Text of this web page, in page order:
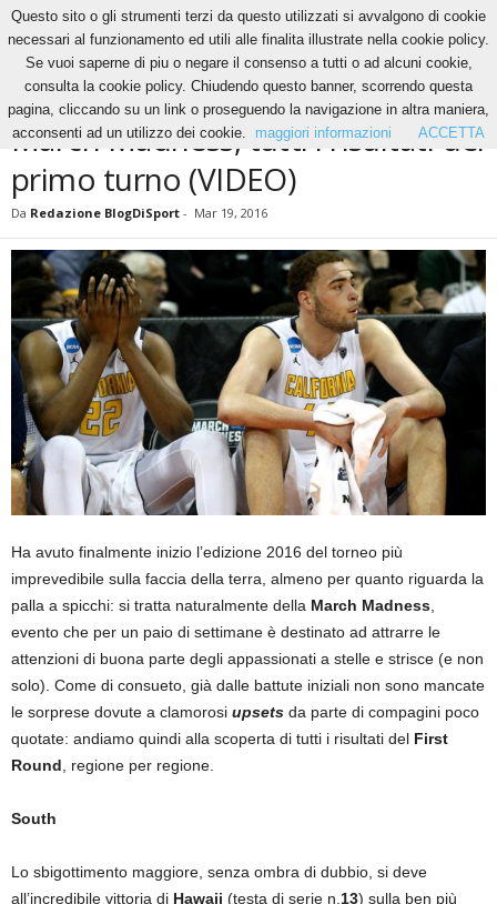
Basket March Madness, tutti i risultati del primo turno (VIDEO)
BASKET
March Madness, tutti i risultati del
primo turno (VIDEO)
Da Redazione BlogDiSport - Mar 19, 2016
Ha avuto finalmente inizio l’edizione 2016 del torneo più
imprevedibile sulla faccia della terra, almeno per quanto riguarda la
palla a spicchi: si tratta naturalmente della March Madness
evento che per un paio di settimane è destinato ad attrarre le
attenzioni di buona parte degli appassionati a stelle e strisce (e non
solo). Come di consueto, già dalle battute iniziali non sono mancate
le sorprese dovute a clamorosi upsets da parte di compagini poco
quotate: andiamo quindi alla scoperta di tutti i risultati del First
Round , regione per regione.
South
Lo sbigottimento maggiore, senza ombra di dubbio, si deve
all’incredibile vittoria di Hawaii (testa di serie n. 13) sulla ben più
Questo sito o gli strumenti terzi da questo utilizzati si avvalgono di cookie
necessari al funzionamento ed utili alle finalita illustrate nella cookie policy.
Se vuoi saperne di piu o negare il consenso a tutti o ad alcuni cookie,
consulta la cookie policy. Chiudendo questo banner, scorrendo questa
pagina, cliccando su un link o proseguendo la navigazione in altra maniera,
acconsenti ad un utilizzo dei cookie.
maggiori informazioni ACCETTA